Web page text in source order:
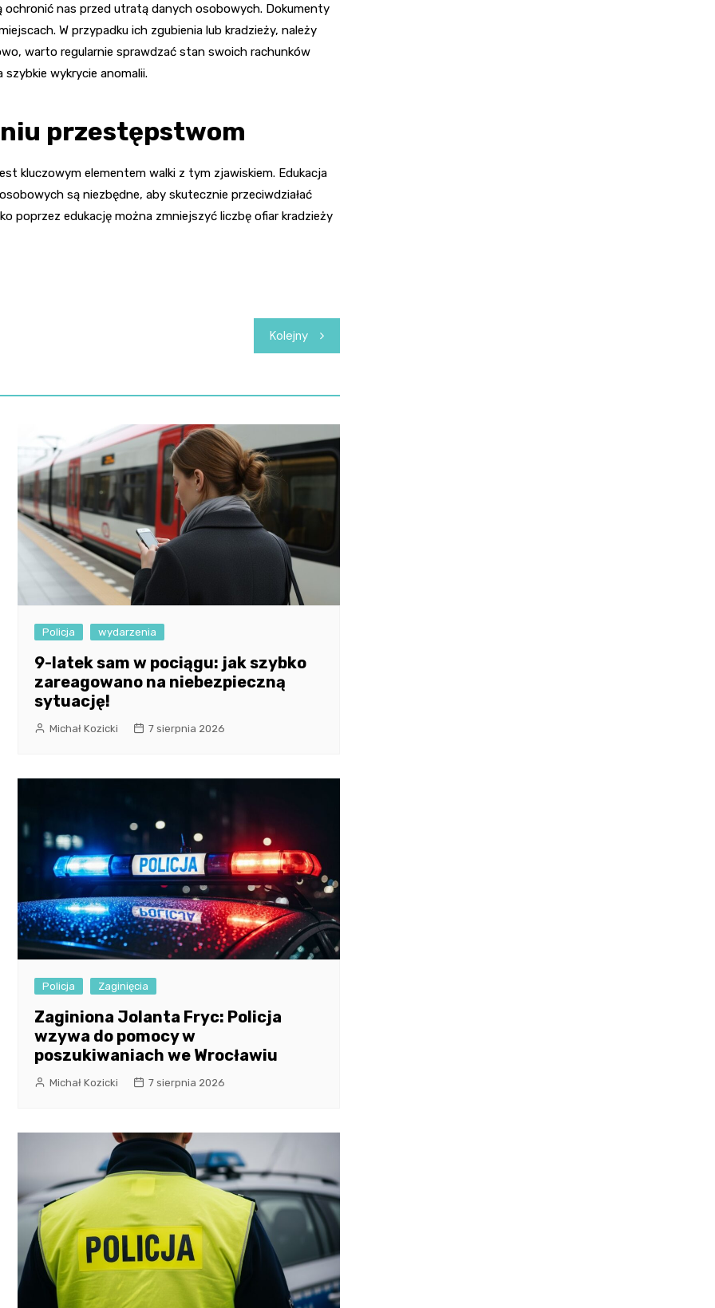
ochronić nas przed utratą danych osobowych. Dokumenty
W przypadku ich zgubienia lub kradzieży, należy
warto regularnie sprawdzać stan swoich rachunków
wykrycie anomalii.
przestępstwom
kluczowym elementem walki z tym zjawiskiem. Edukacja
są niezbędne, aby skutecznie przeciwdziałać
poprzez edukację można zmniejszyć liczbę ofiar kradzieży
Kolejny
Policja wydarzenia
9-latek sam w pociągu: jak szybko
zareagowano na niebezpieczną
sytuację!
Michał Kozicki 7 sierpnia 2026
Policja Zaginięcia
Zaginiona Jolanta Fryc: Policja
wzywa do pomocy w
poszukiwaniach we Wrocławiu
Michał Kozicki 7 sierpnia 2026